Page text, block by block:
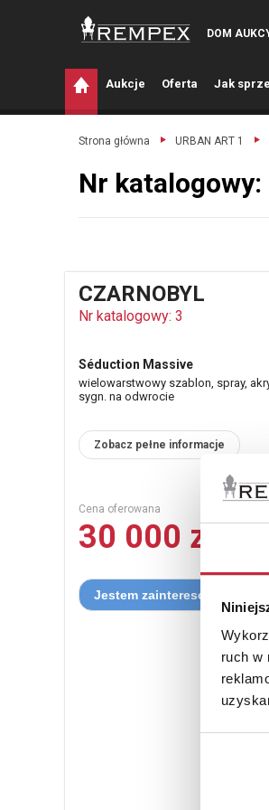
ruch w
DOM
Aukcje Oferta Jak
Strona główna URBAN ART 1
Nr katalogowy:
CZARNOBYL
Nr katalogowy: 3
Séduction Massive
wielowarstwowy szablon, spray,
sygn. na odwrocie
Zobacz pełne informacje
Cena oferowana
30 000 zł